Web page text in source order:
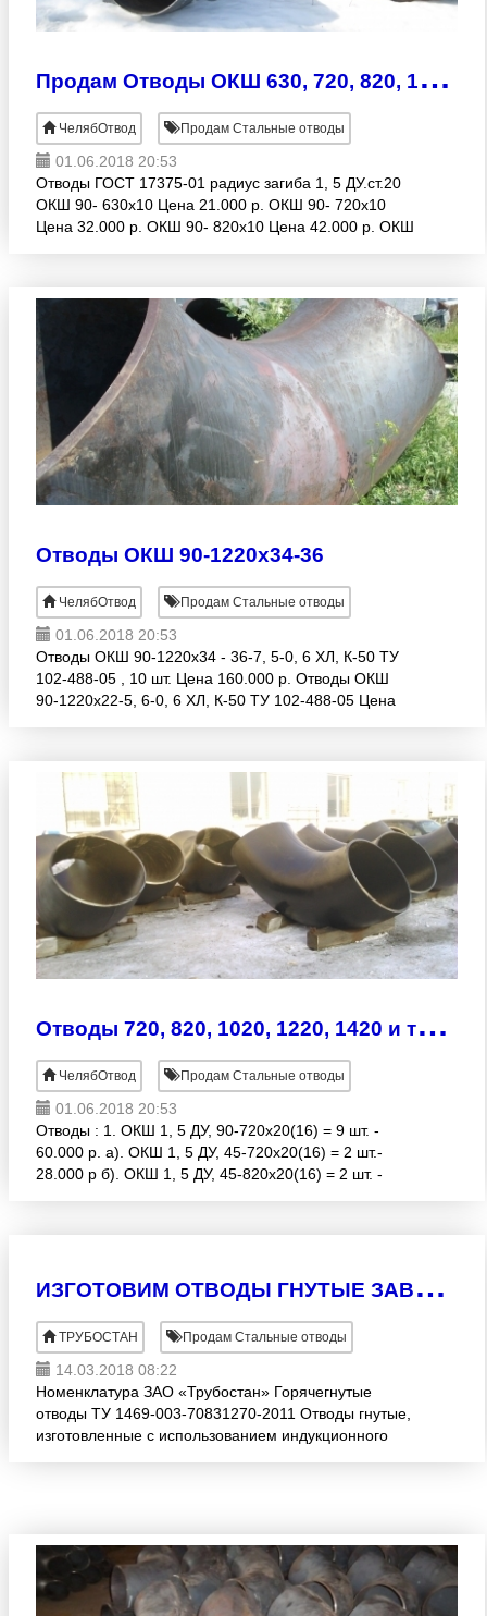
П
родам Отводы ОКШ 630, 720, 820, 1020, 1220, 1420
ЧелябОтвод Продам Стальные отводы
01.06.2018 20:53
Отводы ГОСТ 17375-01 радиус загиба 1, 5 ДУ.ст.20
ОКШ 90- 630х10 Цена 21.000 р. ОКШ 90- 720х10
Цена 32.000 р. ОКШ 90- 820х10 Цена 42.000 р. ОКШ
Отводы ОКШ 90-1220х34-36
ЧелябОтвод Продам Стальные отводы
01.06.2018 20:53
Отводы ОКШ 90-1220х34 - 36-7, 5-0, 6 ХЛ, К-50 ТУ
102-488-05 , 10 шт. Цена 160.000 р. Отводы ОКШ
90-1220х22-5, 6-0, 6 ХЛ, К-50 ТУ 102-488-05 Цена
О
тводы 720, 820, 1020, 1220, 1420 и тройники по ТУ 102-488-95, 05
ЧелябОтвод Продам Стальные отводы
01.06.2018 20:53
Отводы : 1. ОКШ 1, 5 ДУ, 90-720х20(16) = 9 шт. -
60.000 р. а). ОКШ 1, 5 ДУ, 45-720х20(16) = 2 шт.-
28.000 р б). ОКШ 1, 5 ДУ, 45-820х20(16) = 2 шт. -
И
ЗГОТОВИМ ОТВОДЫ ГНУТЫЕ ЗАВОД-ПРОИЗВОДИТЕЛЬ ПРИГЛАШАЕМ К СОТРУДНИЧЕСТВУ
ТРУБОСТАН Продам Стальные отводы
14.03.2018 08:22
Номенклатура ЗАО «Трубостан» Горячегнутые
отводы ТУ 1469-003-70831270-2011 Отводы гнутые,
изготовленные с использованием индукционного